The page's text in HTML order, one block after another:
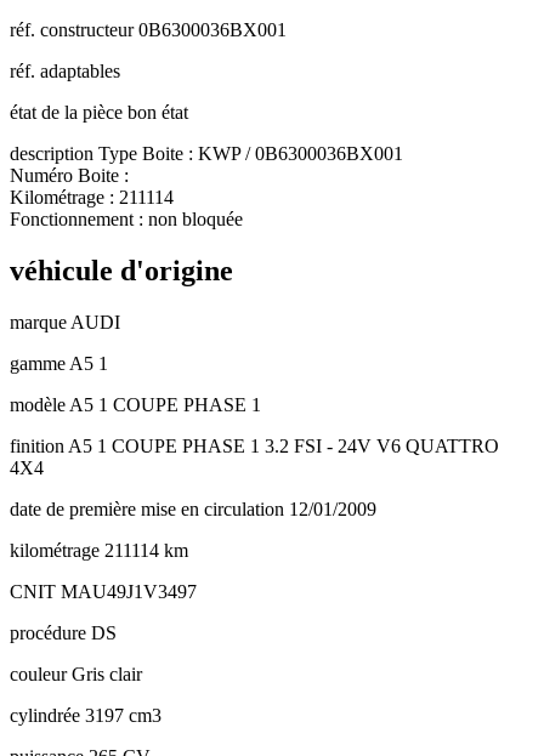
réf. constructeur 0B6300036BX001
réf. adaptables
état de la pièce bon état
description Type Boite : KWP / 0B6300036BX001
Numéro Boite :
Kilométrage : 211114
Fonctionnement : non bloquée
véhicule d'origine
marque AUDI
gamme A5 1
modèle A5 1 COUPE PHASE 1
finition A5 1 COUPE PHASE 1 3.2 FSI - 24V V6 QUATTRO
4X4
date de première mise en circulation 12/01/2009
kilométrage 211114 km
CNIT MAU49J1V3497
procédure DS
couleurGris clair
cylindrée 3197 cm3